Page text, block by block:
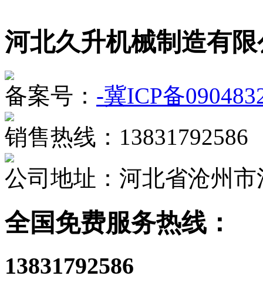
河北久升机械制造有
备案号： -冀ICP备
销售热线：13831792586
公司地址：河北省沧州
全国免费服务热线：
13831792586